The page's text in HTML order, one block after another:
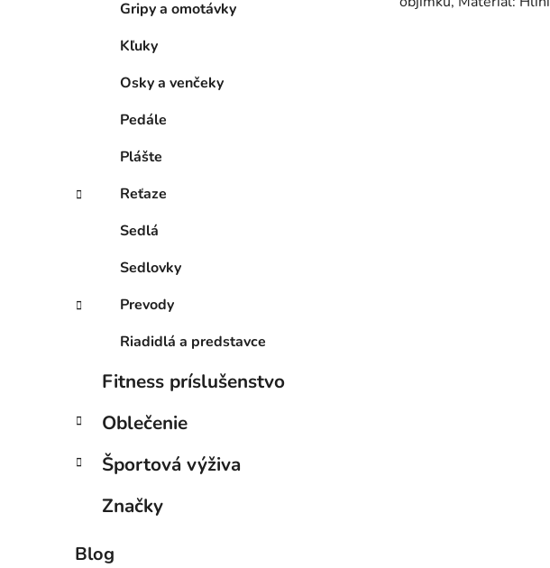
Gripy a omotávky
Kľuky
Osky a venčeky
Pedále
Plášte
Reťaze
Sedlá
Sedlovky
Prevody
Riadidlá a predstavce
Fitness príslušenstvo
Oblečenie
Športová výživa
Značky
Blog